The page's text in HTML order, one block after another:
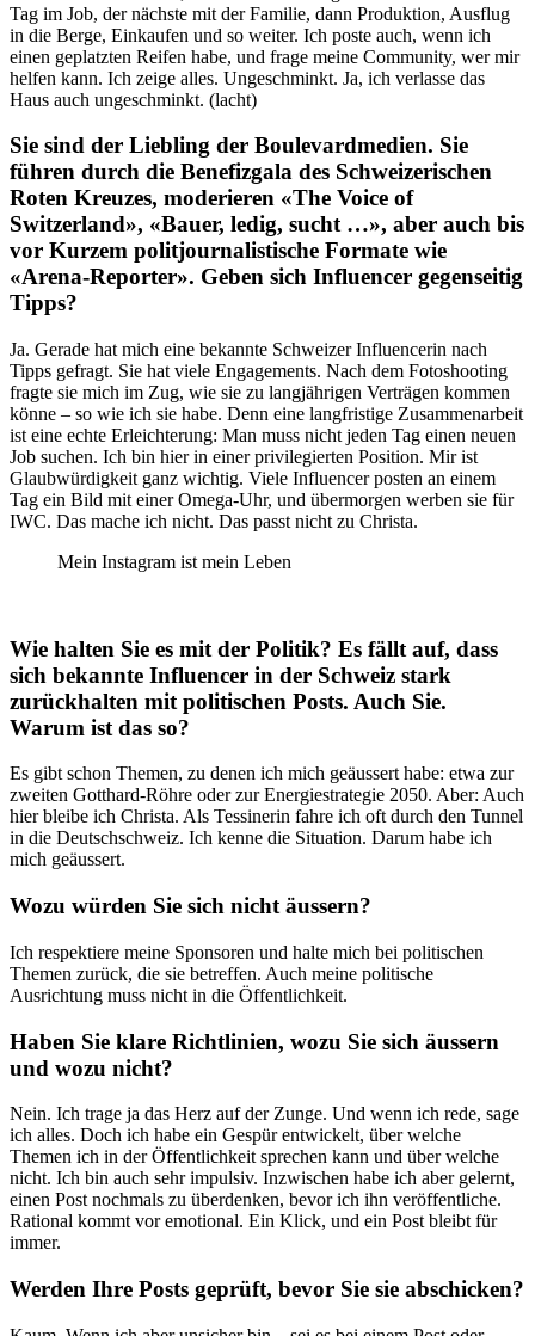
Tag im Job, der nächste mit der Familie, dann Produktion, Ausflug
in die Berge, Einkaufen und so weiter. Ich poste auch, wenn ich
einen geplatzten Reifen habe, und frage meine Community, wer mir
helfen kann. Ich zeige alles. Ungeschminkt. Ja, ich verlasse das
Haus auch ungeschminkt. (lacht)
Sie sind der Liebling der Boulevardmedien. Sie
führen durch die Benefizgala des Schweizerischen
Roten Kreuzes, moderieren «The Voice of
Switzerland», «Bauer, ledig, sucht …», aber auch bis
vor Kurzem politjournalistische Formate wie
«Arena-Reporter». Geben sich Influencer gegenseitig
Tipps?
Ja. Gerade hat mich eine bekannte Schweizer Influencerin nach
Tipps gefragt. Sie hat viele Engagements. Nach dem Fotoshooting
fragte sie mich im Zug, wie sie zu langjährigen Verträgen kommen
könne – so wie ich sie habe. Denn eine langfristige Zusammenarbeit
ist eine echte Erleichterung: Man muss nicht jeden Tag einen neuen
Job suchen. Ich bin hier in einer privilegierten Position. Mir ist
Glaubwürdigkeit ganz wichtig. Viele Influencer posten an einem
Tag ein Bild mit einer Omega-Uhr, und übermorgen werben sie für
IWC. Das mache ich nicht. Das passt nicht zu Christa.
Mein Instagram ist mein Leben
Wie halten Sie es mit der Politik? Es fällt auf, dass
sich bekannte Influencer in der Schweiz stark
zurückhalten mit politischen Posts. Auch Sie.
Warum ist das so?
Es gibt schon Themen, zu denen ich mich geäussert habe: etwa zur
zweiten Gotthard-Röhre oder zur Energiestrategie 2050. Aber: Auch
hier bleibe ich Christa. Als Tessinerin fahre ich oft durch den Tunnel
in die Deutschschweiz. Ich kenne die Situation. Darum habe ich
mich geäussert.
Wozu würden Sie sich nicht äussern?
Ich respektiere meine Sponsoren und halte mich bei politischen
Themen zurück, die sie betreffen. Auch meine politische
Ausrichtung muss nicht in die Öffentlichkeit.
Haben Sie klare Richtlinien, wozu Sie sich äussern
und wozu nicht?
Nein. Ich trage ja das Herz auf der Zunge. Und wenn ich rede, sage
ich alles. Doch ich habe ein Gespür entwickelt, über welche
Themen ich in der Öffentlichkeit sprechen kann und über welche
nicht. Ich bin auch sehr impulsiv. Inzwischen habe ich aber gelernt,
einen Post nochmals zu überdenken, bevor ich ihn veröffentliche.
Rational kommt vor emotional. Ein Klick, und ein Post bleibt für
immer.
Werden Ihre Posts geprüft, bevor Sie sie abschicken?